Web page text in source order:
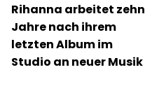
Rihanna arbeitet zehn
Jahre nach ihrem
letzten Album im
Studio an neuer Musik